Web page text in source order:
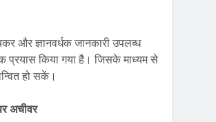
और ज्ञानवर्धक जानकारी उपलब्ध
प्रयास किया गया है। जिसके माध्यम से
हो सकें।
अचीवर